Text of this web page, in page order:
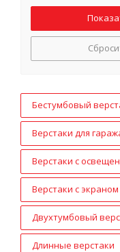
Бестумбовый
Верстаки для
Верстаки с
Верстаки с экраном
Двухтумбовый
Длинные верстаки